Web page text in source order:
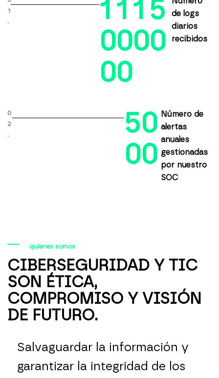
1
.
1 1 1 5
0000
00
de logs
diarios
recibidos
0
2
.
50
00
Número de
alertas
anuales
gestionadas
por nuestro
SOC
quienes somos
CIBERSEGURIDAD Y TIC
SON ÉTICA,
COMPROMISO Y VISIÓN
DE FUTURO.
Salvaguardar la información y
garantizar la integridad de los